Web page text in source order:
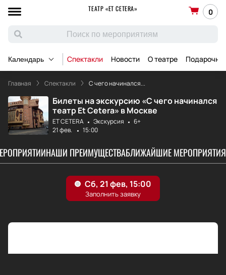
ТЕАТР «ET CETERA» 0
Календарь Спектакли Новости О театре
Главная Спектакли С чего начинался...
Билеты на экскурсию «С чего начинался
театр Et Cetera» в Москве
ET CETERA Экскурсия
6+
21 фев.
15:00
НАШИ ПРЕИМУЩЕСТВАБЛИЖАЙШИЕ МЕРОПРИЯТИЯ